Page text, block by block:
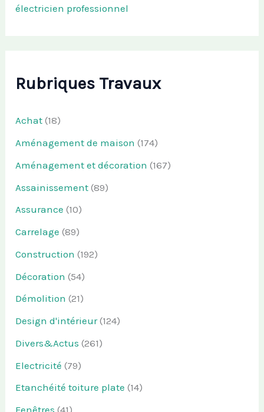
électricien professionnel
Rubriques Travaux
Achat (18)
Aménagement de maison (174)
Aménagement et décoration (167)
Assainissement (89)
Assurance (10)
Carrelage (89)
Construction (192)
Décoration (54)
Démolition (21)
Design d'intérieur(124)
Divers&Actus (261)
Electricité (79)
Etanchéité toiture plate (14)